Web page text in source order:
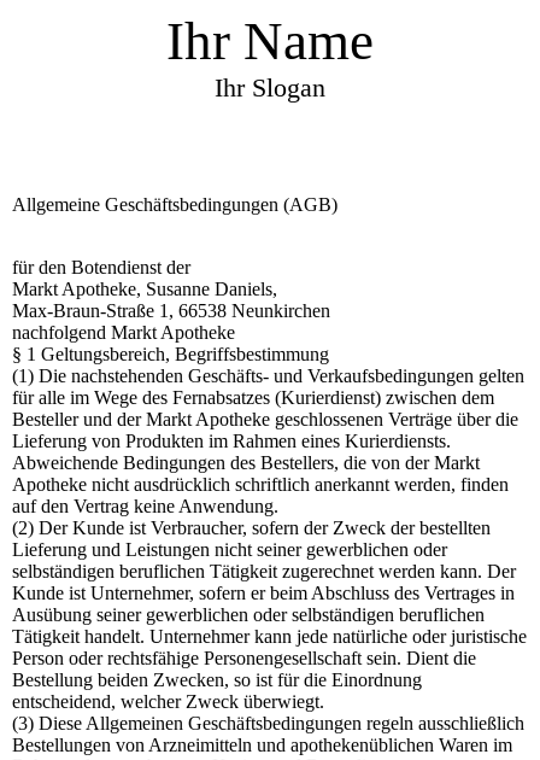
Ihr Name
Ihr Slogan
Allgemeine Geschäftsbedingungen (AGB)
für den Botendienst der
Markt Apotheke, Susanne Daniels,
Max-Braun-Straße 1, 66538 Neunkirchen
nachfolgend Markt Apotheke
§ 1 Geltungsbereich, Begriffsbestimmung
(1) Die nachstehenden Geschäfts- und Verkaufsbedingungen gelten
für alle im Wege des Fernabsatzes (Kurierdienst) zwischen dem
Besteller und der Markt Apotheke geschlossenen Verträge über die
Lieferung von Produkten im Rahmen eines Kurierdiensts.
Abweichende Bedingungen des Bestellers, die von der Markt
Apotheke nicht ausdrücklich schriftlich anerkannt werden, finden
auf den Vertrag keine Anwendung.
(2) Der Kunde ist Verbraucher, sofern der Zweck der bestellten
Lieferung und Leistungen nicht seiner gewerblichen oder
selbständigen beruflichen Tätigkeit zugerechnet werden kann. Der
Kunde ist Unternehmer, sofern er beim Abschluss des Vertrages in
Ausübung seiner gewerblichen oder selbständigen beruflichen
Tätigkeit handelt. Unternehmer kann jede natürliche oder juristische
Person oder rechtsfähige Personengesellschaft sein. Dient die
Bestellung beiden Zwecken, so ist für die Einordnung
entscheidend, welcher Zweck überwiegt.
(3) Diese Allgemeinen Geschäftsbedingungen regeln ausschließlich
Bestellungen von Arzneimitteln und apothekenüblichen Waren im